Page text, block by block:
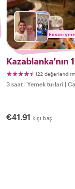
Favori
Kazablanka'nın
122
3 saat | Yemek turlari |
€41.91 kişi başı